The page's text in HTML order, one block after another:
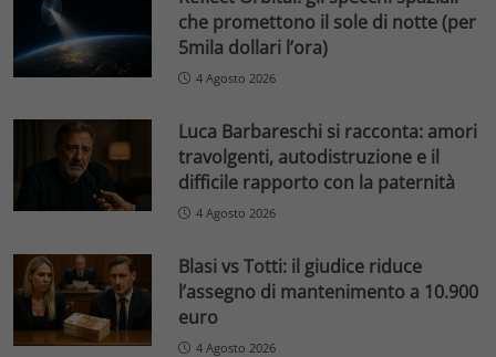
che promettono il sole di notte (per
5mila dollari l’ora)
4 Agosto 2026
Luca Barbareschi si racconta: amori
travolgenti, autodistruzione e il
difficile rapporto con la paternità
4 Agosto 2026
Blasi vs Totti: il giudice riduce
l’assegno di mantenimento a 10.900
euro
4 Agosto 2026